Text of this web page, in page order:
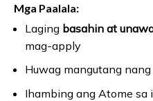
Mga Paalala:
Laging basahin at
mag-apply
Huwag mangutang
Ihambing ang Atome sa